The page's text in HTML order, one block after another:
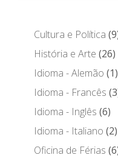
Cultura e Política 9
História e Arte 26
Idioma - Alemão 1
Idioma - Francês 3
Idioma - Inglês 6
Idioma - Italiano 2
Oficina de Férias 6